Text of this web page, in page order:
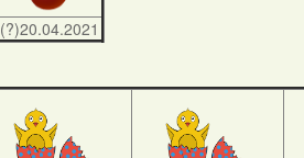
(?)20.04.2021